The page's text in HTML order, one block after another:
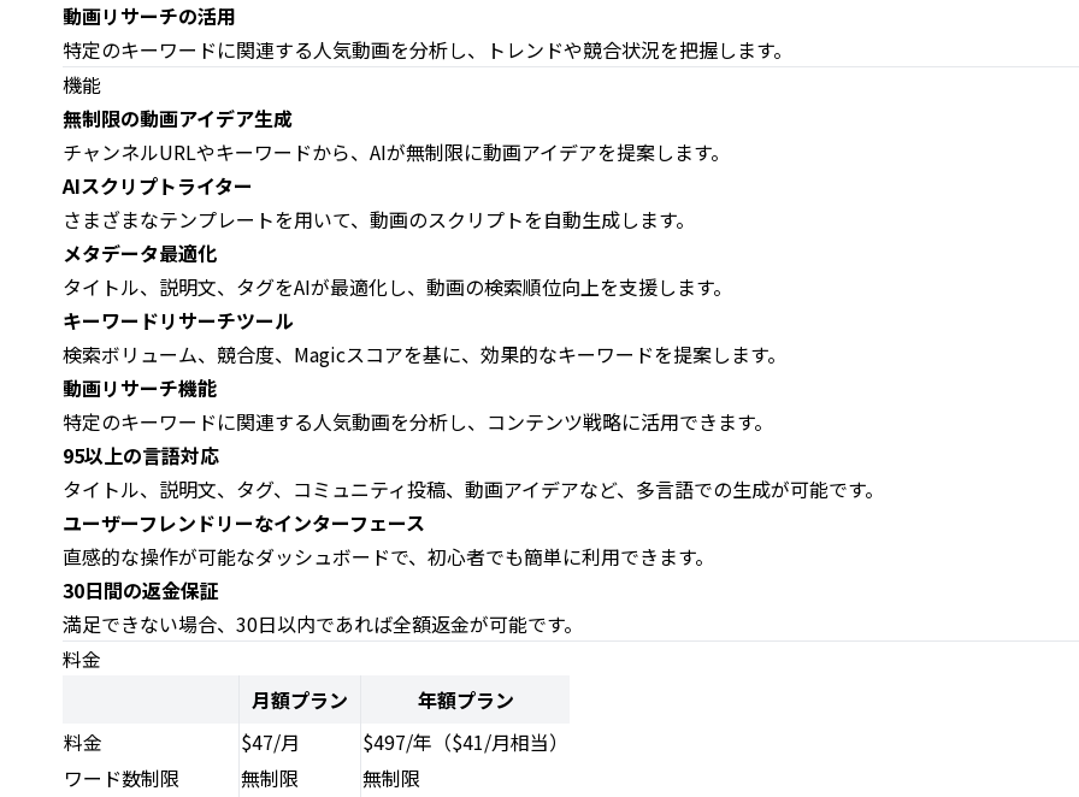
動画リサーチの活用
特定のキーワードに関連する人気動画を分析し、トレンドや競合状況を把握します。
機能
無制限の動画アイデア生成
チャンネルURLやキーワードから、AIが無制限に動画アイデアを提案します。
AIスクリプトライター
さまざまなテンプレートを用いて、動画のスクリプトを自動生成します。
メタデータ最適化
タイトル、説明文、タグをAIが最適化し、動画の検索順位向上を支援します。
キーワードリサーチツール
検索ボリューム、競合度、Magicスコアを基に、効果的なキーワードを提案します。
動画リサーチ機能
特定のキーワードに関連する人気動画を分析し、コンテンツ戦略に活用できます。
95以上の言語対応
タイトル、説明文、タグ、コミュニティ投稿、動画アイデアなど、多言語での生成が可能です。
ユーザーフレンドリーなインターフェース
直感的な操作が可能なダッシュボードで、初心者でも簡単に利用できます。
30日間の返金保証
満足できない場合、30日以内であれば全額返金が可能です。
料金
月額プラン
年額プラン
料金
$47/月
$497/年（$41/月相当）
ワード数制限
無制限
無制限